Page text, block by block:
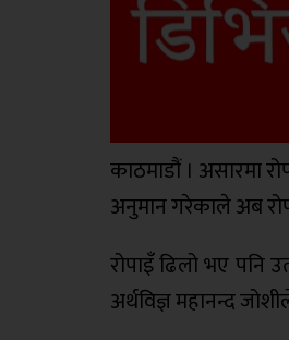
काठमाडौं । असारमा
अनुमान गरेकाले अब
रोपाइँ ढिलो भए पनि
अर्थविज्ञ महानन्द